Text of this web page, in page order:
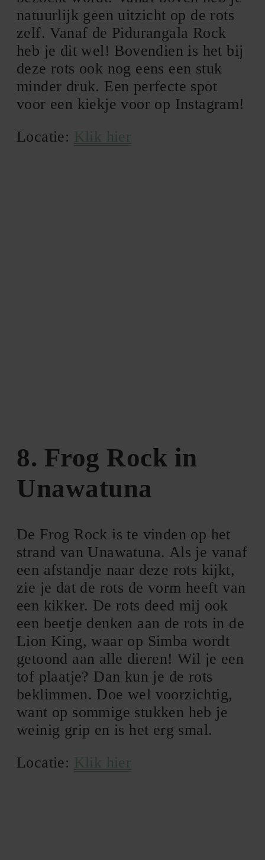
natuurlijk geen uitzicht op de rots
zelf. Vanaf de Pidurangala Rock
heb je dit wel! Bovendien is het bij
deze rots ook nog eens een stuk
minder druk. Een perfecte spot
voor een kiekje voor op Instagram!
Locatie: Klik hier
8. Frog Rock in
Unawatuna
De Frog Rock is te vinden op het
strand van Unawatuna. Als je vanaf
een afstandje naar deze rots kijkt,
zie je dat de rots de vorm heeft van
een kikker. De rots deed mij ook
een beetje denken aan de rots in de
Lion King, waar op Simba wordt
getoond aan alle dieren! Wil je een
tof plaatje? Dan kun je de rots
beklimmen. Doe wel voorzichtig,
want op sommige stukken heb je
weinig grip en is het erg smal.
Locatie: Klik hier